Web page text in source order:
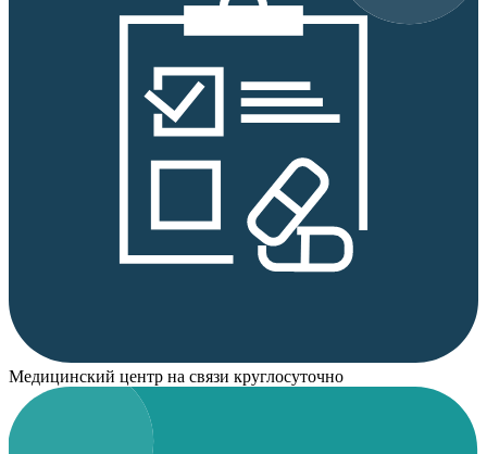
Медицинский центр на связи круглосуточно